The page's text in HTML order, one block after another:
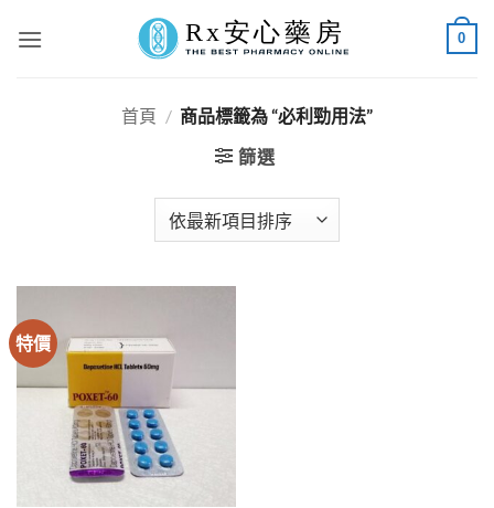
0
首頁 / 商品標籤為 “必利勁用法”
篩選
特價